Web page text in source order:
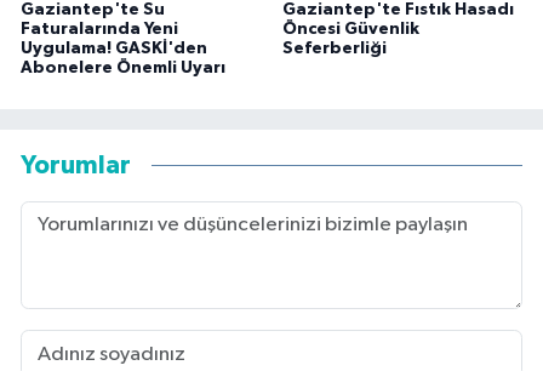
Gaziantep'te Su
Faturalarında Yeni
Uygulama! GASKİ'den
Abonelere Önemli Uyarı
Gaziantep'te Fıstık Hasadı
Öncesi Güvenlik
Seferberliği
Yorumlar